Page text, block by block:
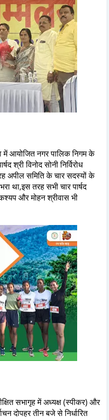
में आयोजित नगर पालिक निगम के
श्री विनोद सोनी निर्विरोध
अपील समिति के चार सदस्यों के
था,इस तरह सभी चार पार्षद
कश्यप और मोहन श्रीवास भी
सभागृह में अध्यक्ष (स्पीकर) और
दोपहर तीन बजे से निर्धारित